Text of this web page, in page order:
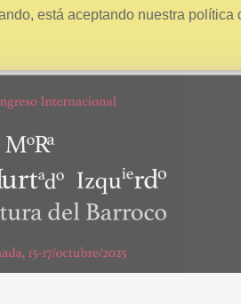
está aceptando nuestra